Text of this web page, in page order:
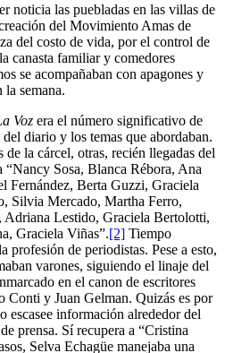
noticia las puebladas en las villas de
del Movimiento Amas de
del costo de vida, por el control de
canasta familiar y comedores
se acompañaban con apagones y
la semana.
Voz era el número significativo de
diario y los temas que abordaban.
de la cárcel, otras, recién llegadas del
Sosa, Blanca Rébora, Ana
Fernández, Berta Guzzi, Graciela
Silvia Mercado, Martha Ferro,
Lestido, Graciela Bertolotti,
Graciela Viñas”.[2] Tiempo
profesión de periodistas. Pese a esto,
varones, siguiendo el linaje del
en el canon de escritores
y Juan Gelman. Quizás es por
escasee información alrededor del
prensa. Sí recupera a “Cristina
Selva Echagüe manejaba una